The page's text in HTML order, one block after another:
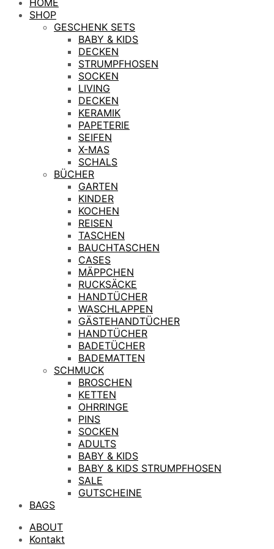
SHOP
GESCHENK SETS
BABY & KIDS
DECKEN
STRUMPFHOSEN
SOCKEN
LIVING
DECKEN
KERAMIK
PAPETERIE
SEIFEN
X-MAS
SCHALS
BÜCHER
GARTEN
KINDER
KOCHEN
REISEN
TASCHEN
BAUCHTASCHEN
CASES
MÄPPCHEN
RUCKSÄCKE
HANDTÜCHER
WASCHLAPPEN
GÄSTEHANDTÜCHER
HANDTÜCHER
BADETÜCHER
BADEMATTEN
SCHMUCK
BROSCHEN
KETTEN
OHRRINGE
PINS
SOCKEN
ADULTS
BABY & KIDS
BABY & KIDS STRUMPFHOSEN
SALE
GUTSCHEINE
BAGS
ABOUT
Kontakt